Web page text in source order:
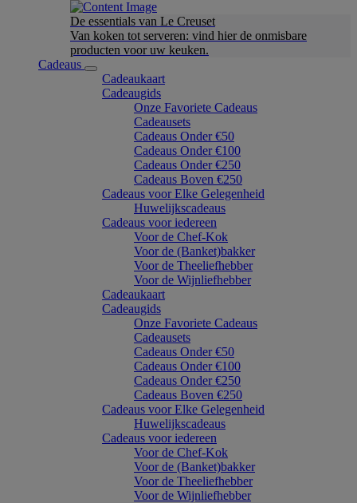
De essentials van Le Creuset
Van koken tot serveren: vind hier de onmisbare
producten voor uw keuken.
Cadeaus
Cadeaukaart
Cadeaugids
Onze Favoriete Cadeaus
Cadeausets
Cadeaus Onder €50
Cadeaus Onder €100
Cadeaus Onder €250
Cadeaus Boven €250
Cadeaus voor Elke Gelegenheid
Huwelijkscadeaus
Cadeaus voor iedereen
Voor de Chef-Kok
Voor de (Banket)bakker
Voor de Theeliefhebber
Voor de Wijnliefhebber
Cadeaukaart
Cadeaugids
Onze Favoriete Cadeaus
Cadeausets
Cadeaus Onder €50
Cadeaus Onder €100
Cadeaus Onder €250
Cadeaus Boven €250
Cadeaus voor Elke Gelegenheid
Huwelijkscadeaus
Cadeaus voor iedereen
Voor de Chef-Kok
Voor de (Banket)bakker
Voor de Theeliefhebber
Voor de Wijnliefhebber